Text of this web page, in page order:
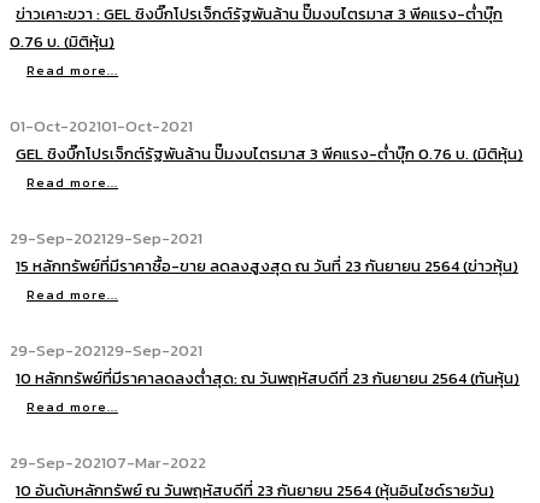
ข่าวเคาะขวา : GEL ชิงบิ๊กโปรเจ็กต์รัฐพันล้าน ปั๊มงบไตรมาส 3 พีคแรง-ต่ำบุ๊ก
0.76 บ. (มิติหุ้น)
Read more...
01-Oct-202101-Oct-2021
GEL ชิงบิ๊กโปรเจ็กต์รัฐพันล้าน ปั๊มงบไตรมาส 3 พีคแรง-ต่ำบุ๊ก 0.76 บ. (มิติหุ้น)
Read more...
29-Sep-202129-Sep-2021
15 หลักทรัพย์ที่มีราคาซื้อ-ขาย ลดลงสูงสุด ณ วันที่ 23 กันยายน 2564 (ข่าวหุ้น)
Read more...
29-Sep-202129-Sep-2021
10 หลักทรัพย์ที่มีราคาลดลงต่ำสุด: ณ วันพฤหัสบดีที่ 23 กันยายน 2564 (ทันหุ้น)
Read more...
29-Sep-202107-Mar-2022
10 อันดับหลักทรัพย์ ณ วันพฤหัสบดีที่ 23 กันยายน 2564 (หุ้นอินไซด์รายวัน)